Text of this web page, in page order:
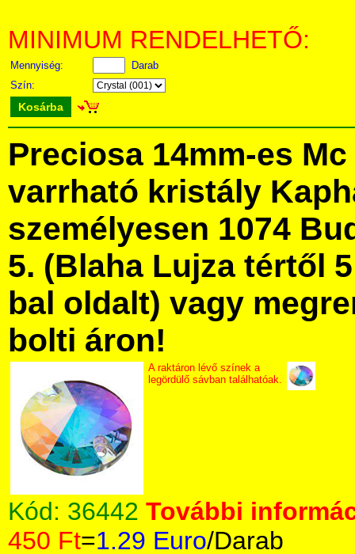
MINIMUM RENDELHETŐ:
Mennyiség:
Darab
Szín:
Kosárba
Preciosa 14mm-es
varrható kristály
személyesen 1074
5. (Blaha Lujza tértől
bal oldalt) vagy
bolti áron!
A raktáron lévő színek a
legördülő sávban találhatóak.
Kód: 36442 További
450 Ft=1.29 Euro/Darab